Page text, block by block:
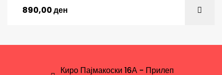
890,00ден
Киро Пајмакоски 16А - Прилеп